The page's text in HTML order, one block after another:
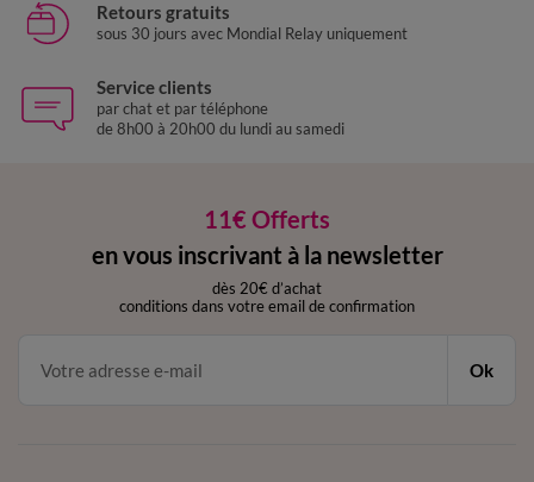
Retours gratuits
sous 30 jours avec Mondial Relay uniquement
Service clients
par chat et par téléphone
de 8h00 à 20h00 du lundi au samedi
11€ Offerts
en vous inscrivant à la newsletter
dès 20€ d’achat
conditions dans votre email de confirmation
Ok